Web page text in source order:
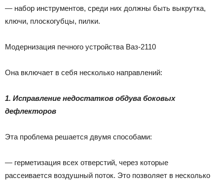
— набор инструментов, среди них должны быть выкрутка,
ключи, плоскогубцы, пилки.
Модернизация печного устройства Ваз-2110
Она включает в себя несколько направлений:
1. Исправление недостатков обдува боковых
дефлекторов
Эта проблема решается двумя способами:
— герметизация всех отверстий, через которые
рассеивается воздушный поток. Это позволяет в несколько